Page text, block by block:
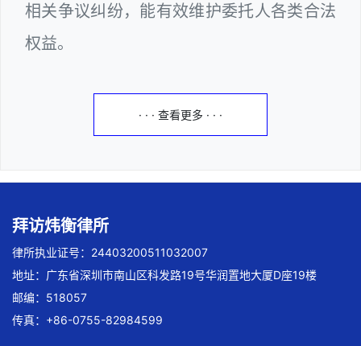
相关争议纠纷，能有效维护委托人各类合法
权益。
· · · 查看更多 · · ·
拜访炜衡律所
律所执业证号：24403200511032007
地址：广东省深圳市南山区科发路19号华润置地大厦D座19楼
邮编：518057
传真：+86-0755-82984599